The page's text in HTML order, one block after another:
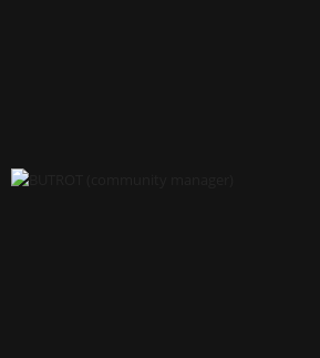
KARATÉ CLUB DE THOUARÉ (KCT 44)